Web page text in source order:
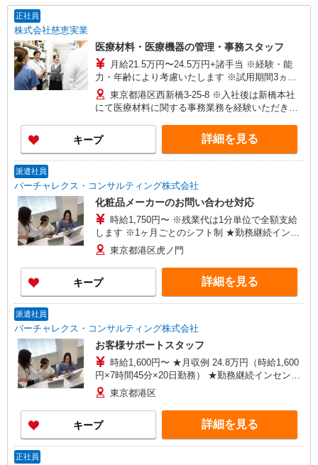
正社員
株式会社慈恵実業
医療材料・医療機器の管理・事務スタッフ
月給21.5万円〜24.5万円+諸手当 ※経験・能
力・年齢により考慮いたします ※試用期間3ヵ月
あり（期間中は月給20.5万円以上） ※賞与年2回
（昨年度実績 平均5ヶ月分） ■年収例■ 想定年収
375万円〜530万円※経験等考慮 ・20代：年収375
万円 ・30代：年収430万円 ・40代：年収460万円
・50代：年収530万円
東京都港区西新橋3-25-8 ※入社後は新橋本社
にて医療材料に関する事務業務を経験いただきま
へ配属となります。 ※配属時期は入社後約6カ
月〜2年程度を予定 ・東京慈恵会医科大学附属病
院（東京都港区西新橋3丁目19-18） ・東京慈恵会
目41-2） ・東京慈恵会医科大学西部医療センター
（東京都狛江市和泉本町4丁目11-1） ・東京慈恵
会医科大学附属柏病院（千葉県柏市柏下163番地
1）
キープ 詳細を見る
派遣社員
バーチャレクス・コンサルティング株式会社
化粧品メーカーのお問い合わせ対応
時給1,750円〜 ※残業代は1分単位で全額支給
します ※1ヶ月ごとのシフト制 ★勤務継続インセ
ンティブ7万円支給♪（当社規定あり） ※入社月含
む6か月継続勤務するとインセンティブが支給され
ます！ ＜収入例＞ 1750円×7h×週5(20日)＝
245,000円
東京都港区虎ノ門
キープ 詳細を見る
派遣社員
バーチャレクス・コンサルティング株式会社
お客様サポートスタッフ
時給1,600円〜 ★月収例 24.8万円（時給1,600
円×7時間45分×20日勤務） ★勤務継続インセンテ
ィブ7万円支給♪（当社規定あり） 入社月含む6か
月継続勤務するとインセンティブが支給されま
す！ ■昇給あり ■交通費支給（上限3万円/月）
東京都港区
キープ 詳細を見る
正社員